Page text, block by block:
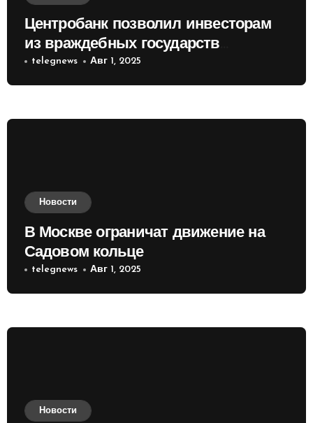
Центробанк позволил инвесторам
из враждебных государств
приобретать валюту
telegnews Авг 1, 2025
Новости
В Москве ограничат движение на
Садовом кольце
telegnews Авг 1, 2025
Новости